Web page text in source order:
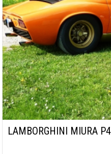
LAMBORGHINI MIURA